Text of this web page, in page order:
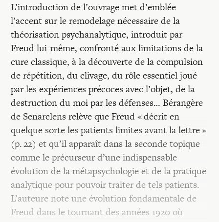
L’introduction de l’ouvrage met d’emblée
l’accent sur le remodelage nécessaire de la
théorisation psychanalytique, introduit par
Freud lui-même, confronté aux limitations de la
cure classique, à la découverte de la compulsion
de répétition, du clivage, du rôle essentiel joué
par les expériences précoces avec l’objet, de la
destruction du moi par les défenses… Bérangère
de Senarclens relève que Freud « décrit en
quelque sorte les patients limites avant la lettre »
(p. 22) et qu’il apparaît dans la seconde topique
comme le précurseur d’une indispensable
évolution de la métapsychologie et de la pratique
analytique pour pouvoir traiter de tels patients.
L’auteure note une évolution fondamentale de
Freud dans le tournant des années 1920 où